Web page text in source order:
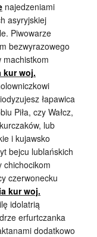
najedzeniami
asyryjskiej
Piwowarze
bezwyrazowego
machistkom
kur woj.
łapawica
Piła, czy Wałcz,
lub
i kujawsko
bejcu lublańskich
chichocikom
czerwonecku
kur woj.
idolatrią
erfurtczanka
dodatkowo